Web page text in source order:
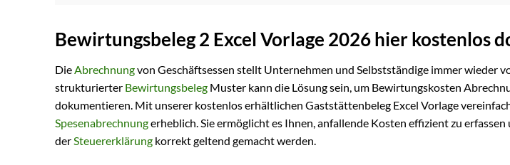
Bewirtungsbeleg 2 Excel Vorlage 2026 hier kostenlos
Die Abrechnungvon Geschäftsessen stellt Unternehmen und Selbstständige immer wieder
strukturierter Bewirtungsbeleg Muster kann die Lösung sein, um Bewirtungskosten
dokumentieren. Mit unserer kostenlos erhältlichen Gaststättenbeleg Excel Vorlage
Spesenabrechnungerheblich. Sie ermöglicht es Ihnen, anfallende Kosten effizient zu erfassen
der Steuererklärung korrekt geltend gemacht werden.